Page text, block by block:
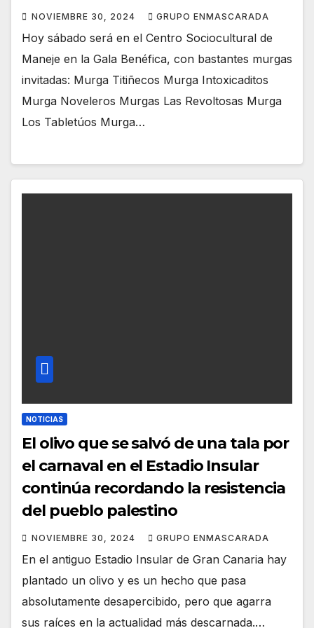
NOVIEMBRE 30, 2024 GRUPO ENMASCARADA
Hoy sábado será en el Centro Sociocultural de
Maneje en la Gala Benéfica, con bastantes murgas
invitadas: Murga Titiñecos Murga Intoxicaditos
Murga Noveleros Murgas Las Revoltosas Murga
Los Tabletúos Murga…
NOTICIAS
El olivo que se salvó de una tala por
el carnaval en el Estadio Insular
continúa recordando la resistencia
del pueblo palestino
NOVIEMBRE 30, 2024 GRUPO ENMASCARADA
En el antiguo Estadio Insular de Gran Canaria hay
plantado un olivo y es un hecho que pasa
absolutamente desapercibido, pero que agarra
sus raíces en la actualidad más descarnada.…